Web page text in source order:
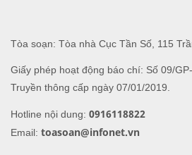
Tòa soạn: Tòa nhà Cục Tần Số, 115
Giấy phép hoạt động báo chí: Số 09/
Truyền thông cấp ngày 07/01/2019.
Hotline nội dung: 0916118822
Email: toasoan@infonet.vn